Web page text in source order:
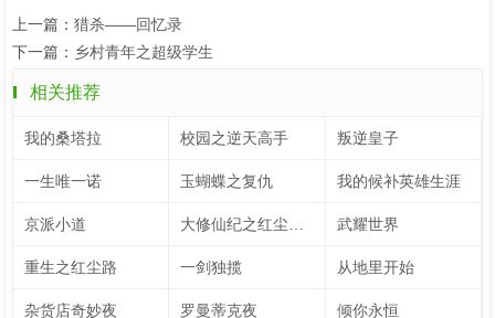
上一篇： 猎杀——回忆录
下一篇： 乡村青年之超级学生
相关推荐
我的桑塔拉 校园之逆天高手 叛逆皇子
一生唯一诺 玉蝴蝶之复仇 我的候补英雄生涯
京派小道 武耀世界
重生之红尘路 一剑独揽 从地里开始
杂货店奇妙夜 罗曼蒂克夜 倾你永恒